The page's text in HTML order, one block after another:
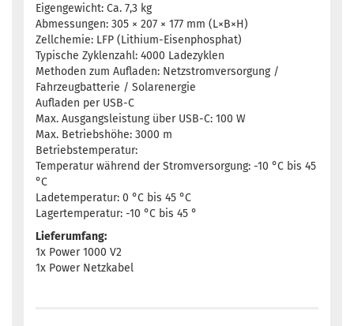
Eigengewicht: Ca. 7,3 kg
Abmessungen: 305 × 207 × 177 mm (L×B×H)
Zellchemie: LFP (Lithium-Eisenphosphat)
Typische Zyklenzahl: 4000 Ladezyklen
Methoden zum Aufladen: Netzstromversorgung /
Fahrzeugbatterie / Solarenergie
Aufladen per USB-C
Max. Ausgangsleistung über USB-C: 100 W
Max. Betriebshöhe: 3000 m
Betriebstemperatur:
Temperatur während der Stromversorgung: -10 °C bis 45
°C
Ladetemperatur: 0 °C bis 45 °C
Lagertemperatur: -10 °C bis 45 °
Lieferumfang:
1x Power 1000 V2
1x Power Netzkabel